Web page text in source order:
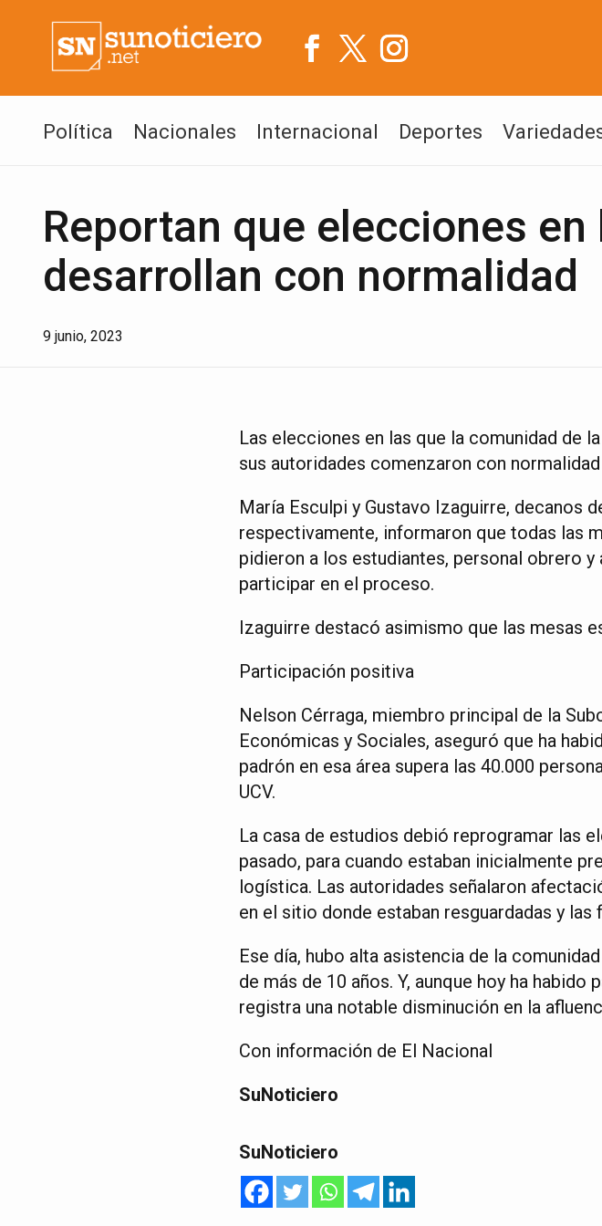
Política Nacionales Internacional Deportes
Reportan que elecciones en
desarrollan con normalidad
9 junio, 2023
Las elecciones en las que la comunidad de
sus autoridades comenzaron con
María Esculpi y Gustavo Izaguirre, decanos
respectivamente, informaron que todas las
pidieron a los estudiantes, personal obrero
participar en el proceso.
Izaguirre destacó asimismo que las mesas
Participación positiva
Nelson Cérraga, miembro principal de la
Económicas y Sociales, aseguró que ha
padrón en esa área supera las 40.000
UCV.
La casa de estudios debió reprogramar las
pasado, para cuando estaban inicialmente
logística. Las autoridades señalaron
en el sitio donde estaban resguardadas y las
Ese día, hubo alta asistencia de la
de más de 10 años. Y, aunque hoy ha
registra una notable disminución en la
Con información de El Nacional
SuNoticiero
SuNoticiero